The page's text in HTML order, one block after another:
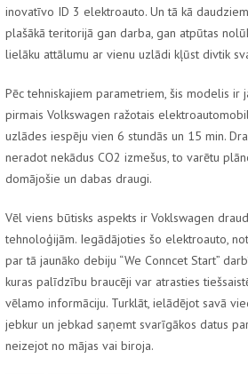
inovatīvo ID 3 elektroauto. Un tā kā
plašākā teritorijā gan darba, gan atpūtas
lielāku attālumu ar vienu uzlādi kļūst divtik
Pēc tehniskajiem parametriem, šis modelis ir
pirmais Volkswagen ražotais
uzlādes iespēju vien 6 stundās un 15 min.
neradot nekādus CO2 izmešus, to varētu
domājošie un dabas draugi.
Vēl viens būtisks aspekts ir Voklswagen
tehnoloģijām. Iegādājoties šo elektroauto,
par tā jaunāko debiju “We Conncet Start”
kuras palīdzību braucēji var atrasties
vēlamo informāciju. Turklāt, ielādējot savā
jebkur un jebkad saņemt svarīgākos datus
neizejot no mājas vai biroja.